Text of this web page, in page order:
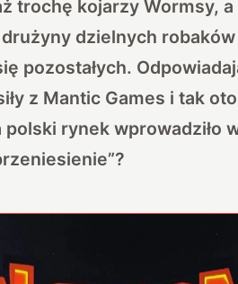
trochę kojarzy Wormsy,
dzielnych
pozostałych.
z Mantic Games i tak
rynek wprowadziło